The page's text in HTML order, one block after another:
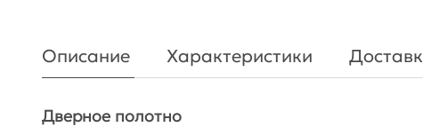
Описание Характеристики
Дверное полотно